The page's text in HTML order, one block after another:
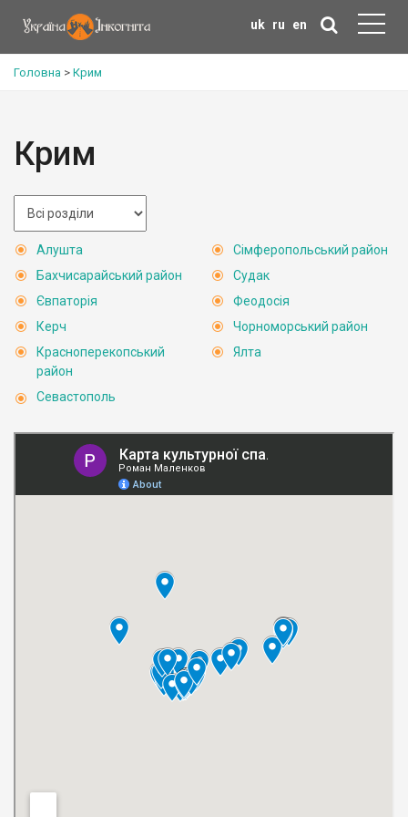
uk ru en
Головна > Крим
Крим
Алушта
Бахчисарайський район
Євпаторія
Керч
Красноперекопський
район
Севастополь
Сімферопольський район
Судак
Феодосія
Чорноморський район
Ялта